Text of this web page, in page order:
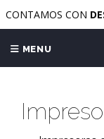
CONTAMOS CON
MENU